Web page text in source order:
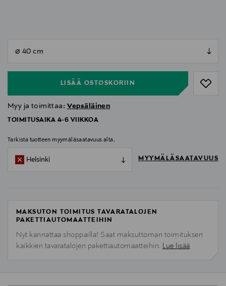
LISÄÄ OSTOSKORIIN
Myy ja toimittaa: Vepsäläinen
TOIMITUSAIKA 4-6 VIIKKOA
Tarkista tuotteen myymäläsaatavuus alta.
Helsinki MYYMÄLÄSAATAVUUS
MAKSUTON TOIMITUS TAVARATALOJEN
PAKETTIAUTOMAATTEIHIN
Nyt kannattaa shoppailla! Saat maksuttoman toimituksen
kaikkien tavaratalojen pakettiautomaatteihin. Lue lisää